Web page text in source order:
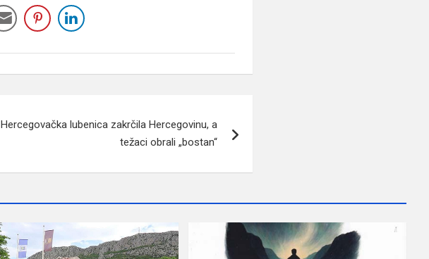
Hercegovačka lubenica zakrčila Hercegovinu, a
težaci obrali „bostan“